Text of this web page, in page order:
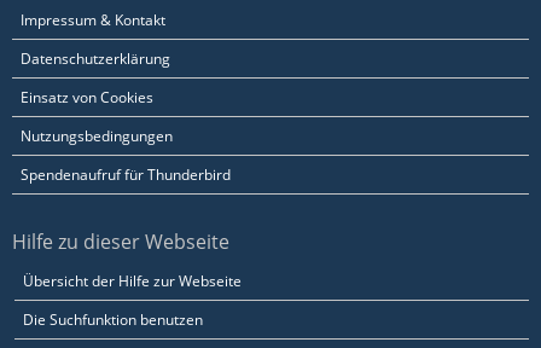
Impressum & Kontakt
Datenschutzerklärung
Einsatz von Cookies
Nutzungsbedingungen
Spendenaufruf für Thunderbird
Hilfe zu dieser Webseite
Übersicht der Hilfe zur Webseite
Die Suchfunktion benutzen